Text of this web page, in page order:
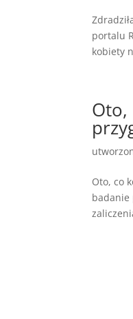
portalu
kobiety
Oto,
Oto, co
badanie